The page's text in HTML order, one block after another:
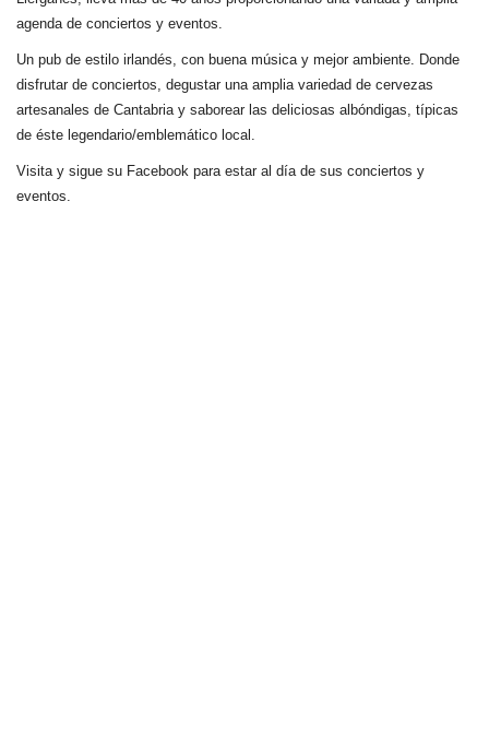
agenda de conciertos y eventos.
Un pub de estilo irlandés, con buena música y mejor ambiente. Donde
disfrutar de conciertos, degustar una amplia variedad de cervezas
artesanales de Cantabria y saborear las deliciosas albóndigas, típicas
de éste legendario/emblemático local.
Visita y sigue su Facebook para estar al día de sus conciertos y
eventos.